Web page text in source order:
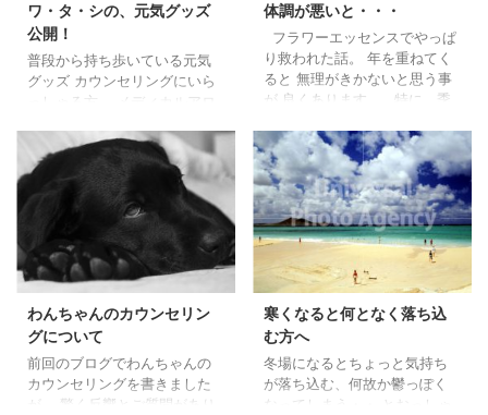
ワ・タ・シの、元気グッズ
公開！
普段から持ち歩いている元気
グッズ カウンセリングにいら
っしゃる方、 メディカルアロ
る方に よく聞かれることがあ
ります。 「上西さんってフラ
ワーエッセンス、 メディカル
アロマは何を使っている
の？」 よくぞ聞いていただけ
ました！！ フラワーエッセン
スは 必ずバッグに持っている
のがエマージェンシー。 自宅
ではエキナセア。 女子力アッ
プのファシネーションは 人と
ディカルアロマは 少し前の時
期は花粉症ノーズケア（今年
体調が悪いと・・・
フラワーエッセンスでやっぱ
り救われた話。 年を重ねてく
ると 無理がきかないと思う事
が 良くあります。 特に、季
がちです。 少し頑張りすぎる
と 最近の私も様々悪いところ
が 出てきます。 最近、体調
がおもわしくないな～と 思っ
ていました。 （病気ではない
のですが） そんな時、仕事関
係、プライベートでも 少し理
不尽な事が続きました。 体が
元気がない時に限って起こる
様々な連鎖に気が付いていま
した。 （心が元気がない ...
わんちゃんのカウンセリン
グについて
前回のブログでわんちゃんの
カウンセリングを書きました
が、 驚く反響とご質問があり
寒くなると何となく落ち込
む方へ
冬場になるとちょっと気持ち
が落ち込む、何故か鬱っぽく
なってしまう・・ とおっしゃ